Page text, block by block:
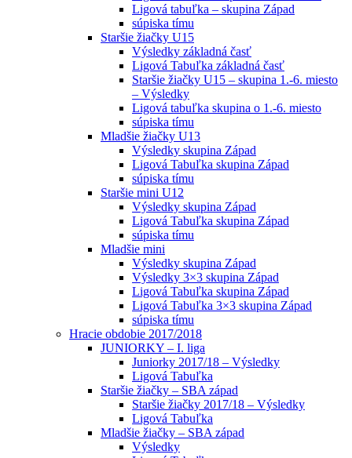
Ligová tabuľka – skupina Západ
súpiska tímu
Staršie žiačky U15
Výsledky základná časť
Ligová Tabuľka základná časť
Staršie žiačky U15 – skupina 1.-6. miesto
– Výsledky
Ligová tabuľka skupina o 1.-6. miesto
súpiska tímu
Mladšie žiačky U13
Výsledky skupina Západ
Ligová Tabuľka skupina Západ
súpiska tímu
Staršie mini U12
Výsledky skupina Západ
Ligová Tabuľka skupina Západ
súpiska tímu
Mladšie mini
Výsledky skupina Západ
Výsledky 3×3 skupina Západ
Ligová Tabuľka skupina Západ
Ligová Tabuľka 3×3 skupina Západ
súpiska tímu
Hracie obdobie 2017/2018
JUNIORKY – I. liga
Juniorky 2017/18 – Výsledky
Ligová Tabuľka
Staršie žiačky – SBA západ
Staršie žiačky 2017/18 – Výsledky
Ligová Tabuľka
Mladšie žiačky – SBA západ
Výsledky